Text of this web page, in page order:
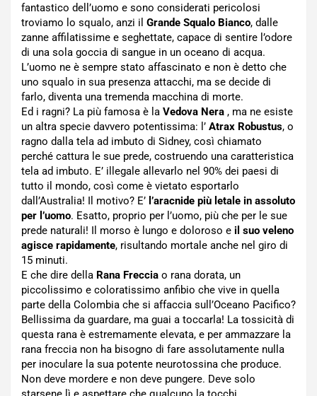
fantastico dell’uomo e sono considerati pericolosi
troviamo lo squalo, anzi il Grande Squalo Bianco, dalle
zanne affilatissime e seghettate, capace di sentire l’odore
di una sola goccia di sangue in un oceano di acqua.
L’uomo ne è sempre stato affascinato e non è detto che
uno squalo in sua presenza attacchi, ma se decide di
farlo, diventa una tremenda macchina di morte.
Ed i ragni? La più famosa è la Vedova Nera , ma ne esiste
un altra specie davvero potentissima: l’ Atrax Robustus, o
ragno dalla tela ad imbuto di Sidney, così chiamato
perché cattura le sue prede, costruendo una caratteristica
tela ad imbuto. E’ illegale allevarlo nel 90% dei paesi di
tutto il mondo, così come è vietato esportarlo
dall’Australia! Il motivo? E’ l’aracnide più letale in assoluto
per l’uomo. Esatto, proprio per l’uomo, più che per le sue
prede naturali! Il morso è lungo e doloroso e il suo veleno
agisce rapidamente, risultando mortale anche nel giro di
15 minuti.
E che dire della Rana Freccia o rana dorata, un
piccolissimo e coloratissimo anfibio che vive in quella
parte della Colombia che si affaccia sull’Oceano Pacifico?
Bellissima da guardare, ma guai a toccarla! La tossicità di
questa rana è estremamente elevata, e per ammazzare la
rana freccia non ha bisogno di fare assolutamente nulla
per inoculare la sua potente neurotossina che produce.
Non deve mordere e non deve pungere. Deve solo